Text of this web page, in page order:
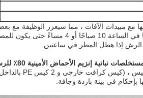
نباتية إنزيم الأحماض الأمينية 80٪ للرش الورقي الزراعي: